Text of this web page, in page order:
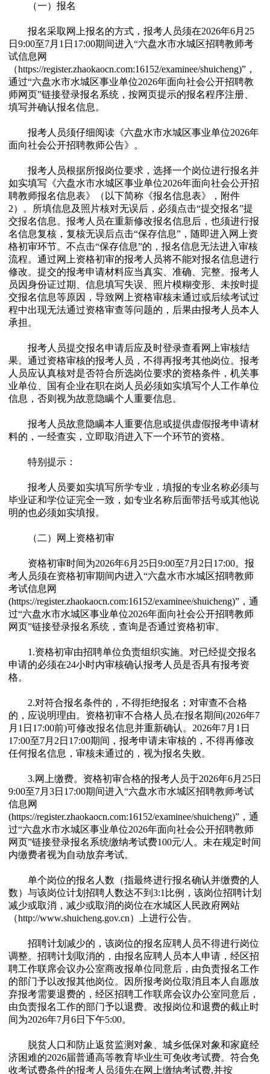
（一）报名
报名采取网上报名的方式，报考人员须在2026年6月25
日9:00至7月1日17:00期间进入“六盘水市水城区招聘教师考
试信息网
（https://register.zhaokaocn.com:16152/examinee/shuicheng)”，
通过“六盘水市水城区事业单位2026年面向社会公开招聘教
师网页”链接登录报名系统，按网页提示的报名程序注册、
填写并确认报名信息。
报考人员须仔细阅读《六盘水市水城区事业单位2026年
面向社会公开招聘教师公告》。
报考人员根据所报岗位要求，选择一个岗位进行报名并
如实填写《六盘水市水城区事业单位2026年面向社会公开招
聘教师报名信息表》（以下简称《报名信息表》，附件
2）。所填信息及照片核对无误后，必须点击“提交报名”提
交报名信息。报考人员在重新修改报名信息后，也须进行报
名信息复核，复核无误后点击“保存信息”，随即进入网上资
格初审环节。不点击“保存信息”的，报名信息无法进入审核
流程。通过网上资格初审的报考人员将不能对报名信息进行
修改。提交的报考申请材料应当真实、准确、完整。报考人
员因身份证过期、信息填写失误、照片模糊变形、未按时提
交报名信息等原因，导致网上资格审核未通过或后续考试过
程中出现无法通过资格审查等问题的，后果由报考人员本人
承担。
报考人员提交报名申请后应及时登录查看网上审核结
果。通过资格审核的报考人员，不得再报考其他岗位。报考
人员应认真核对是否符合所选岗位要求的资格条件，机关事
业单位、国有企业在职在岗人员必须如实填写个人工作单位
信息，否则视为故意隐瞒个人重要信息。
报考人员故意隐瞒本人重要信息或提供虚假报考申请材
料的，一经查实，立即取消进入下一个环节的资格。
特别提示：
报考人员要如实填写所学专业，填报的专业名称必须与
毕业证和学位证完全一致，如专业名称后面带括号或其他说
明的也必须如实填报。
（二）网上资格初审
资格初审时间为2026年6月25日9:00至7月2日17:00。报
考人员须在资格初审期间内进入“六盘水市水城区招聘教师
考试信息网
(https://register.zhaokaocn.com:16152/examinee/shuicheng)”，通
过“六盘水市水城区事业单位2026年面向社会公开招聘教师
网页”链接登录报名系统，查询是否通过资格初审。
1.资格初审由招聘单位负责组织实施。对已经提交报名
申请的必须在24小时内审核确认报考人员是否具有报考资
格。
2.对符合报名条件的，不得拒绝报名；对审查不合格
的，应说明理由。资格初审不合格人员,在报名期间(2026年7
月1日17:00前)可修改报名信息并重新确认。2026年7月1日
17:00至7月2日17:00期间，报考申请未审核的，不得再修改
任何报名信息，审核未通过的，视为报名失败。
3.网上缴费。资格初审合格的报考人员于2026年6月25日
9:00至7月3日17:00期间进入“六盘水市水城区招聘教师考试
信息网
(https://register.zhaokaocn.com:16152/examinee/shuicheng)”，通
过“六盘水市水城区事业单位2026年面向社会公开招聘教师
网页”链接登录报名系统缴纳考试费100元/人。未在规定时间
内缴费者视为自动放弃考试。
单个岗位的报名人数（指最终进行报名确认并缴费的人
数）与该岗位计划招聘人数达不到3:1比例，该岗位招聘计划
减少或取消，减少或取消的岗位在水城区人民政府网站
（http://www.shuicheng.gov.cn）上进行公告。
招聘计划减少的，该岗位的报名应聘人员不得进行岗位
调整。招聘计划取消的，由报名应聘人员本人申请，经区招
聘工作联席会议办公室商改报单位同意后，由负责报名工作
的部门予以改报其他岗位。因所报考岗位取消且本人自愿放
弃报考需要退费的，经区招聘工作联席会议办公室同意后，
由负责报名工作的部门予以退费。改报岗位和退费的截止时
间为2026年7月6日下午5:00。
脱贫人口和防止返贫监测对象、城乡低保对象和家庭经
济困难的2026届普通高等教育毕业生可免收考试费。符合免
收考试费条件的报考人员须先在网上缴纳考试费,并按